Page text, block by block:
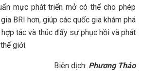
mực phát triển mở có thể cho phép
BRI hơn, giúp các quốc gia khám phá
tác và thúc đẩy sự phục hồi và phát
giới.
Biên dịch: Phương Thảo